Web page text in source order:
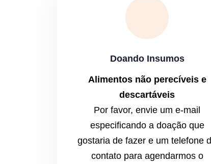
Doando Insumos
Alimentos não perecíveis e
descartáveis
Por favor, envie um e-mail
especificando a doação que
gostaria de fazer e um telefone
contato para agendarmos o